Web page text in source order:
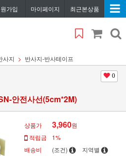
가입 마이페이지 최근본상품
사지 반사지-반사테이프
0
안전사선(5cm*2M)
상품가 3,960원
적립금
1%
배송비
(조건) 지역별